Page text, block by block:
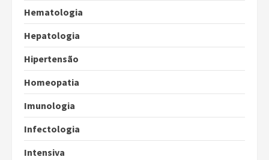
Hematologia
Hepatologia
Hipertensão
Homeopatia
Imunologia
Infectologia
Intensiva